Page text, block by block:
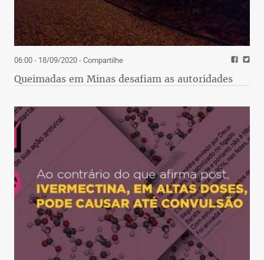
06:00 - 18/09/2020- Compartilhe
Queimadas em Minas desafiam as autoridades